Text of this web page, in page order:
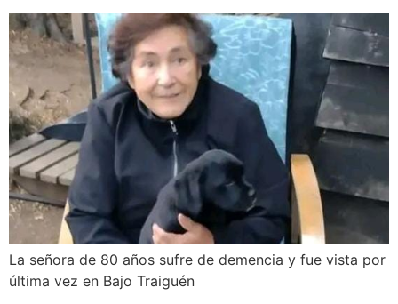
La señora de 80 años sufre de demencia y fue vista por
última vez en Bajo Traiguén